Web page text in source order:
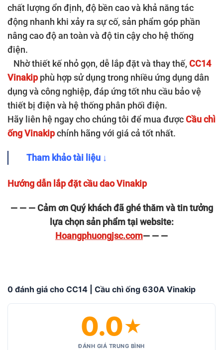
CC12 Cầu chì ống 400A 690V
CC13 Cầu chì ống 500A 690V
CC14 Cầu chì ống 630A 690V
CC15 Cầu chì ống 800A 690V
CC16 Cầu chì ống 1000A 690V
chất lượng ổn định, độ bền cao và khả năng tác
động nhanh khi xảy ra sự cố, sản phẩm góp phần
nâng cao độ an toàn và độ tin cậy cho hệ thống
điện.
Nhờ thiết kế nhỏ gọn, dễ lắp đặt và thay thế, CC14
Vinakipphù hợp sử dụng trong nhiều ứng dụng dân
dụng và công nghiệp, đáp ứng tốt nhu cầu bảo vệ
thiết bị điện và hệ thống phân phối điện.
Hãy liên hệ ngay cho chúng tôi để mua được Cầu chì
ống Vinakipchính hãng với giá cả tốt nhất.
Tham khảo tài liệu ↓
Hướng dẫn lắp đặt cầu dao Vinakip
— — — Cảm ơn Quý khách đã ghé thăm và tin tưởng
lựa chọn sản phẩm tại website:
Hoangphuongjsc.com— — —
0 đánh giá cho CC14 | Cầu chì ống 630A Vinakip
0.0★
ĐÁNH GIÁ TRUNG BÌNH